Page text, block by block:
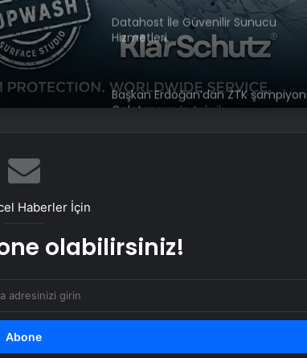
İle
Başkan Erdoğan’dan ZTK şampiyonu
Galatasaray’a tebrik
Maltepe metro istasyonunda
reklam panosunu kadının üzerine
TCG Anadolu’dan havalanan
Bayraktar TB3’ten hedefe tam
Haberler İçin
olabilirsiniz!